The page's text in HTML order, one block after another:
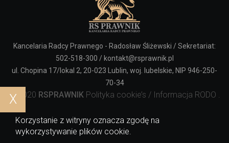
Kancelaria Radcy Prawnego - Radosław Śliżewski / Sekretariat:
502-518-300 / kontakt@rsprawnik.pl
ul. Chopina 17/lokal 2, 20-023 Lublin, woj. lubelskie, NIP 946-250-
70-34
© 2020 RSPRAWNIK Polityka cookie’s / Informacja RODO .
Odwiedź nas na:
Korzystanie z witryny oznacza zgodę na
wykorzystywanie plików cookie.
X